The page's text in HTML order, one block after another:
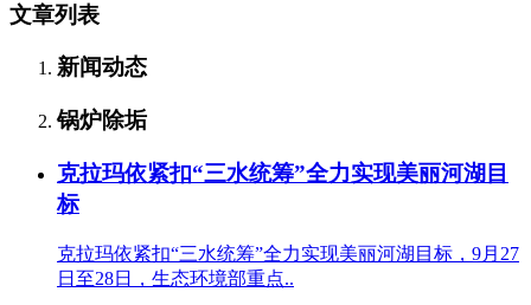
文章列表
新闻动态
锅炉除垢
克拉玛依紧扣“三水统筹”全力实现美丽河湖目
标
克拉玛依紧扣“三水统筹”全力实现美丽河湖目标，9月27
日至28日，生态环境部重点..